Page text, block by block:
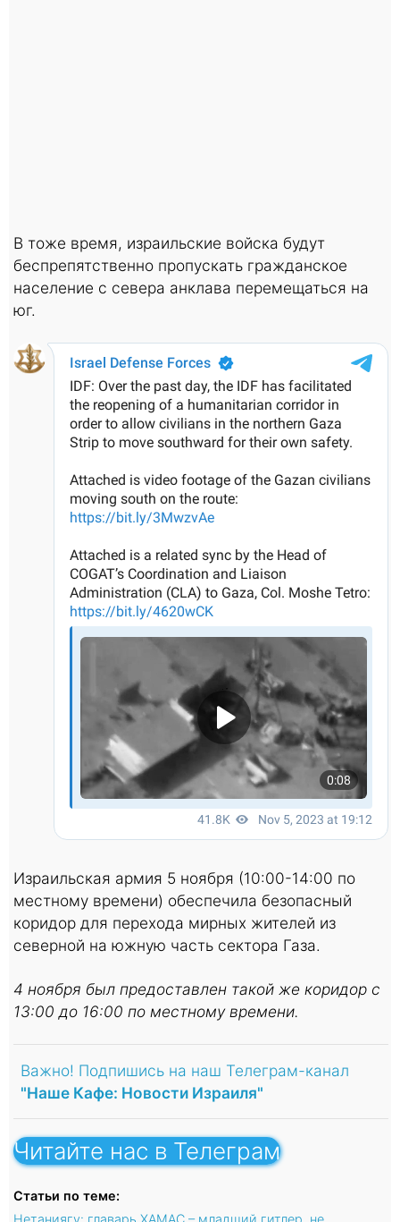
В тоже время, израильские войска будут
беспрепятственно пропускать гражданское
население с севера анклава перемещаться на
юг.
Израильская армия 5 ноября (10:00-14:00 по
местному времени) обеспечила безопасный
коридор для перехода мирных жителей из
северной на южную часть сектора Газа.
4 ноября был предоставлен такой же коридор с
13:00 до 16:00 по местному времени.
Важно! Подпишись на наш Телеграм-канал
"Наше Кафе: Новости Израиля"
Читайте нас в Телеграм
Статьи по теме:
Нетаниягу: главарь ХАМАС – младший гитлер, не